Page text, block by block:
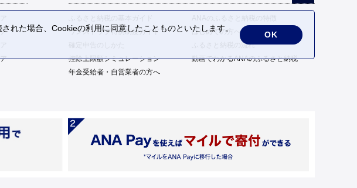
ふるさと納税の基本ガイド
ANAのふるさと納税の特徴
ワンストップ特例制度ガイド
はじめての方へ
ふるさと納税の流れ
控除上限額シミュレーション
動画でわかるANAのふるさと納税
年金受給者・自営業者の方へ
れた場合、Cookieの利用に同意したことものといたします。
OK